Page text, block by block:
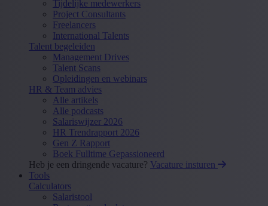
Tijdelijke medewerkers
Project Consultants
Freelancers
International Talents
Talent begeleiden
Management Drives
Talent Scans
Opleidingen en webinars
HR & Team advies
Alle artikels
Alle podcasts
Salariswijzer 2026
HR Trendrapport 2026
Gen Z Rapport
Boek Fulltime Gepassioneerd
Heb je een dringende vacature? Vacature insturen
Tools
Calculators
Salaristool